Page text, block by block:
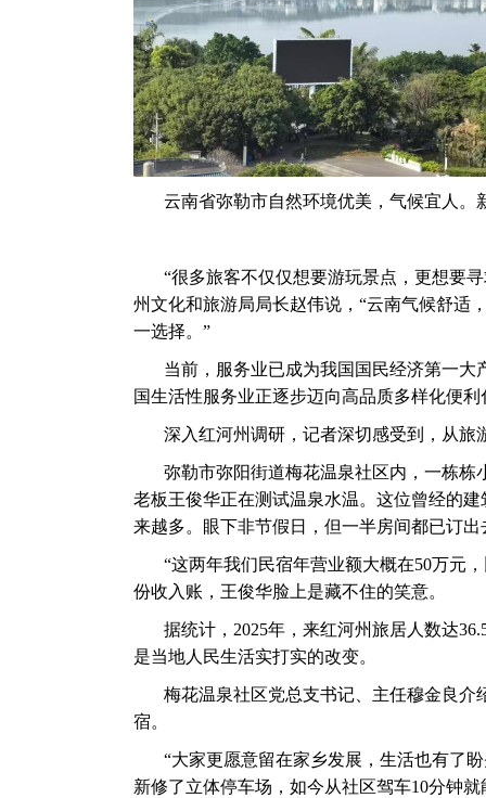
云南省弥勒市自然环境优美，气候宜人。
“很多旅客不仅仅想要游玩景点，更想要
州文化和旅游局局长赵伟说，“云南气候舒适
一选择。”
当前，服务业已成为我国国民经济第一
国生活性服务业正逐步迈向高品质多样化便利
深入红河州调研，记者深切感受到，从旅
弥勒市弥阳街道梅花温泉社区内，一栋栋
老板王俊华正在测试温泉水温。这位曾经的
来越多。眼下非节假日，但一半房间都已订
“这两年我们民宿年营业额大概在50万元
份收入账，王俊华脸上是藏不住的笑意。
据统计，2025年，来红河州旅居人数达
是当地人民生活实打实的改变。
梅花温泉社区党总支书记、主任穆金良介
宿。
“大家更愿意留在家乡发展，生活也有了
新修了立体停车场，如今从社区驾车10分钟